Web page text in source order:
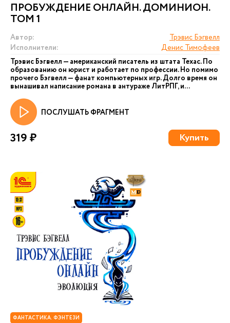
ПРОБУЖДЕНИЕ ОНЛАЙН. ДОМИНИОН.
ТОМ 1
Автор:
Трэвис Бэгвелл
Исполнители:
Денис Тимофеев
Трэвис Бэгвелл — американский писатель из штата Техас. По
образованию он юрист и работает по профессии. Но помимо
прочего Бэгвелл — фанат компьютерных игр. Долго время он
вынашивал написание романа в антураже ЛитРПГ, и...
ПОСЛУШАТЬ ФРАГМЕНТ
319 ₽ Купить
ФАНТАСТИКА. ФЭНТЕЗИ